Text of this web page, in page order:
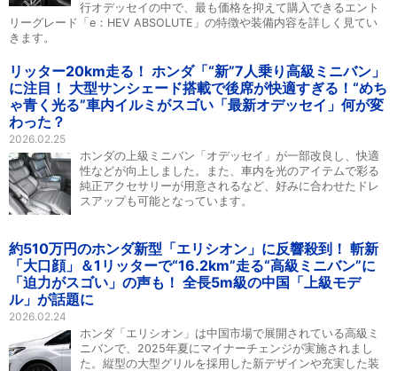
行オデッセイの中で、最も価格を抑えて購入できるエント
リーグレード「e：HEV ABSOLUTE」の特徴や装備内容を詳しく見てい
きます。
リッター20km走る！ ホンダ「“新”7人乗り高級ミニバン」
に注目！ 大型サンシェード搭載で後席が快適すぎる！“めち
ゃ青く光る”車内イルミがスゴい「最新オデッセイ」何が変
わった？
2026.02.25
ホンダの上級ミニバン「オデッセイ」が一部改良し、快適
性などが向上しました。また、車内を光のアイテムで彩る
純正アクセサリーが用意されるなど、好みに合わせたドレ
スアップも可能となっています。
約510万円のホンダ新型「エリシオン」に反響殺到！ 斬新
「大口顔」＆1リッターで“16.2km”走る“高級ミニバン”に
「迫力がスゴい」の声も！ 全長5m級の中国「上級モデ
ル」が話題に
2026.02.24
ホンダ「エリシオン」は中国市場で展開されている高級ミ
ニバンで、2025年夏にマイナーチェンジが実施されまし
た。縦型の大型グリルを採用した新デザインや充実した装